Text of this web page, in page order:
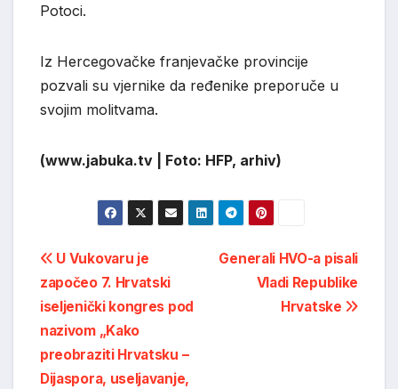
Potoci.
Iz Hercegovačke franjevačke provincije
pozvali su vjernike da ređenike preporuče u
svojim molitvama.
(www.jabuka.tv | Foto: HFP, arhiv)
Post
navigation
Generali HVO-a pisali
Vladi Republike
Hrvatske
U Vukovaru je
započeo 7. Hrvatski
iseljenički kongres pod
nazivom „Kako
preobraziti Hrvatsku –
Dijaspora, useljavanje,